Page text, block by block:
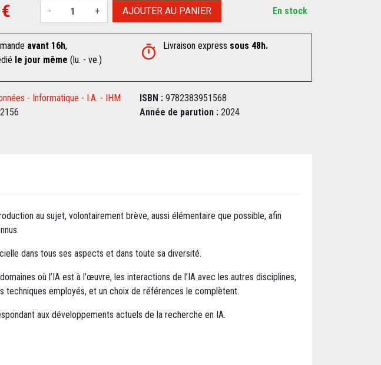
- + AJOUTER AU PANIER En stock
avant 16h,
le jour même (lu. - ve.)
Livraison express sous 48h.
- Informatique - I.A. - IHM ISBN : 9782383951568
Année de parution : 2024
au sujet, volontairement brève, aussi élémentaire que possible, afin
dans tous ses aspects et dans toute sa diversité.
où l’IA est à l’œuvre, les interactions de l’IA avec les autres disciplines,
techniques employés, et un choix de références le complètent.
aux développements actuels de la recherche en IA.